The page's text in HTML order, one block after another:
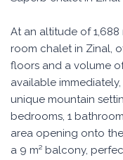
At an altitude of
room chalet in Zinal,
floors and a volume of
available
unique mountain
bedrooms, 1
area opening onto
a 9 m² balcony,